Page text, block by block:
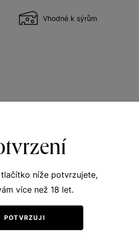
Vhodné k sýrům
vůbec promarněný. Po
Oslavuje čerstvost a
perličky.
tlačítko níže potvrzujete,
více než 18 let.
POTVRZUJI